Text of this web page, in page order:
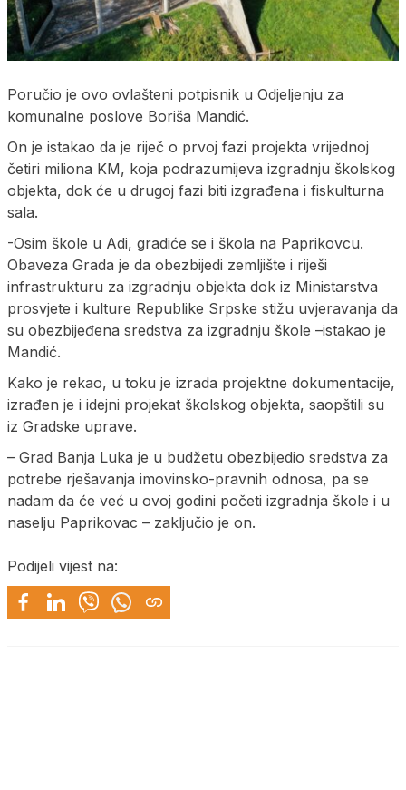
Poručio je ovo ovlašteni potpisnik u Odjeljenju za
komunalne poslove Boriša Mandić.
On je istakao da je riječ o prvoj fazi projekta vrijednoj
četiri miliona KM, koja podrazumijeva izgradnju školskog
objekta, dok će u drugoj fazi biti izgrađena i fiskulturna
sala.
-Osim škole u Adi, gradiće se i škola na Paprikovcu.
Obaveza Grada je da obezbijedi zemljište i riješi
infrastrukturu za izgradnju objekta dok iz Ministarstva
prosvjete i kulture Republike Srpske stižu uvjeravanja da
su obezbijeđena sredstva za izgradnju škole –istakao je
Mandić.
Kako je rekao, u toku je izrada projektne dokumentacije,
izrađen je i idejni projekat školskog objekta, saopštili su
iz Gradske uprave.
– Grad Banja Luka je u budžetu obezbijedio sredstva za
potrebe rješavanja imovinsko-pravnih odnosa, pa se
nadam da će već u ovoj godini početi izgradnja škole i u
naselju Paprikovac – zaključio je on.
Podijeli vijest na: